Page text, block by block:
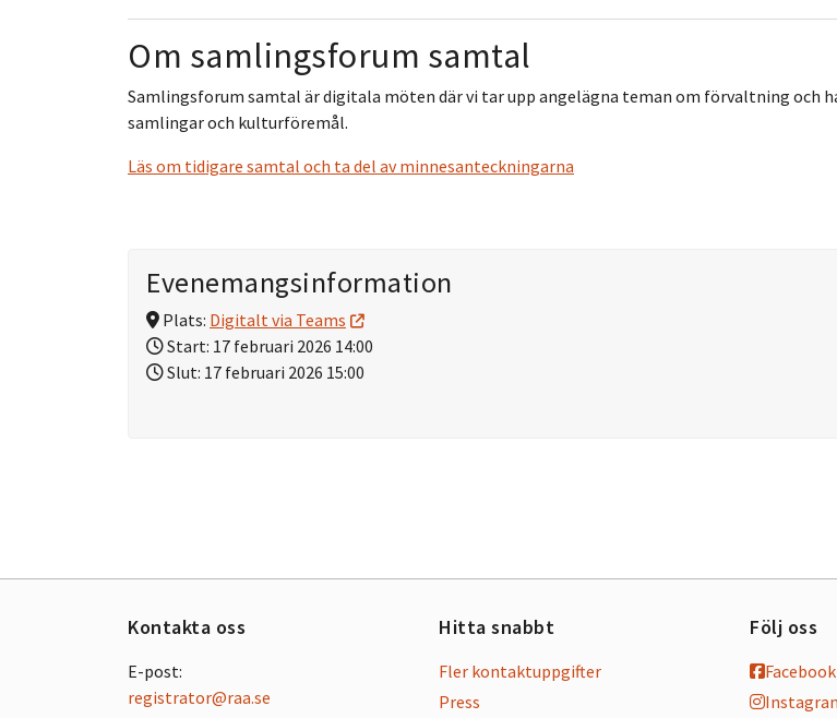
Om samlingsforum samtal
Samlingsforum samtal är digitala möten där vi tar upp angelägna teman om förvaltning och
samlingar och kulturföremål.
Läs om tidigare samtal och ta del av minnesanteckningarna
Evenemangsinformation
Plats: Digitalt via Teams
Start: 17 februari 2026 14:00
Slut: 17 februari 2026 15:00
Kontakta oss
E-post:
registrator@raa.se
Hitta snabbt
Fler kontaktuppgifter
Press
Följ oss
Facebook